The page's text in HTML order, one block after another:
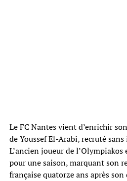
Le FC Nantes vient d’enrichir
de Youssef El-Arabi, recruté
L’ancien joueur de l’Olympiakos
pour une saison, marquant son
française quatorze ans après son